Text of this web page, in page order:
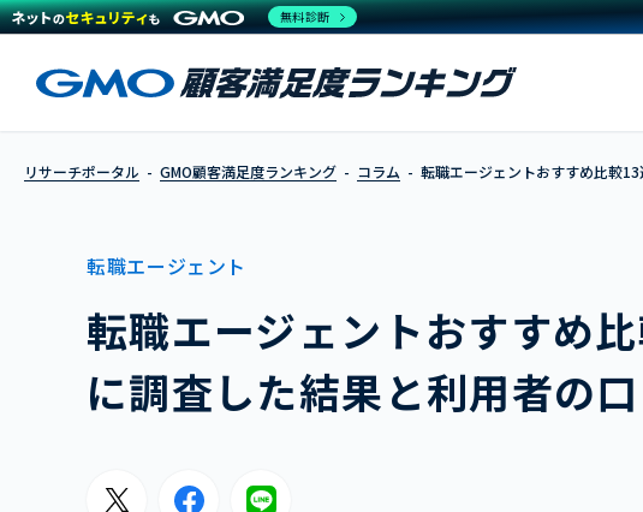
転職エー
リサーチポータル GMO顧客満足度ランキング コラム 転職エージェントおすすめ比較
転職エージェント
転職エージェントおすすめ
に調査した結果と利用者の
無料診断